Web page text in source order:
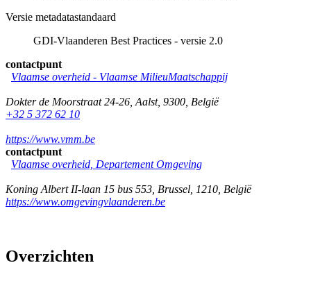
Versie metadatastandaard
GDI-Vlaanderen Best Practices - versie 2.0
contactpunt
Vlaamse overheid - Vlaamse MilieuMaatschappij
Dokter de Moorstraat 24-26 Aalst, 9300 België
+32 5 372 62 10
https://www.vmm.be
contactpunt
Vlaamse overheid, Departement Omgeving
Koning Albert II-laan 15 bus 553 Brussel 1210 België
https://www.omgevingvlaanderen.be
Overzichten